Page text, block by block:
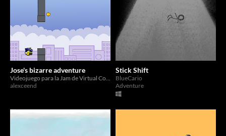
Jose's bizarre adventure
Videojuego para la Jam de Virtual Core Jam.
alexceend
Stick Shift
BlueCario
Adventure